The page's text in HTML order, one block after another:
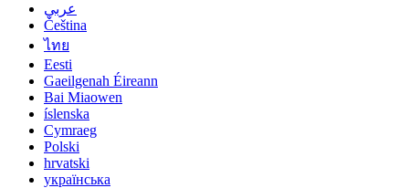
عربي
Čeština
ไทย
Eesti
Gaeilgenah Éireann
Bai Miaowen
íslenska
Cymraeg
Polski
hrvatski
українська